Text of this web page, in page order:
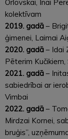
Orlovskai, Inai
kolektīvam
2019. gadā –
ģimenei, Laimai
2020. gadā – Idai
Pēterim Kučikiem,
2021. gadā –
sabiedrībai ar
Vimbai
2022. gadā –
Mirdzai Kornei,
bruģis”,